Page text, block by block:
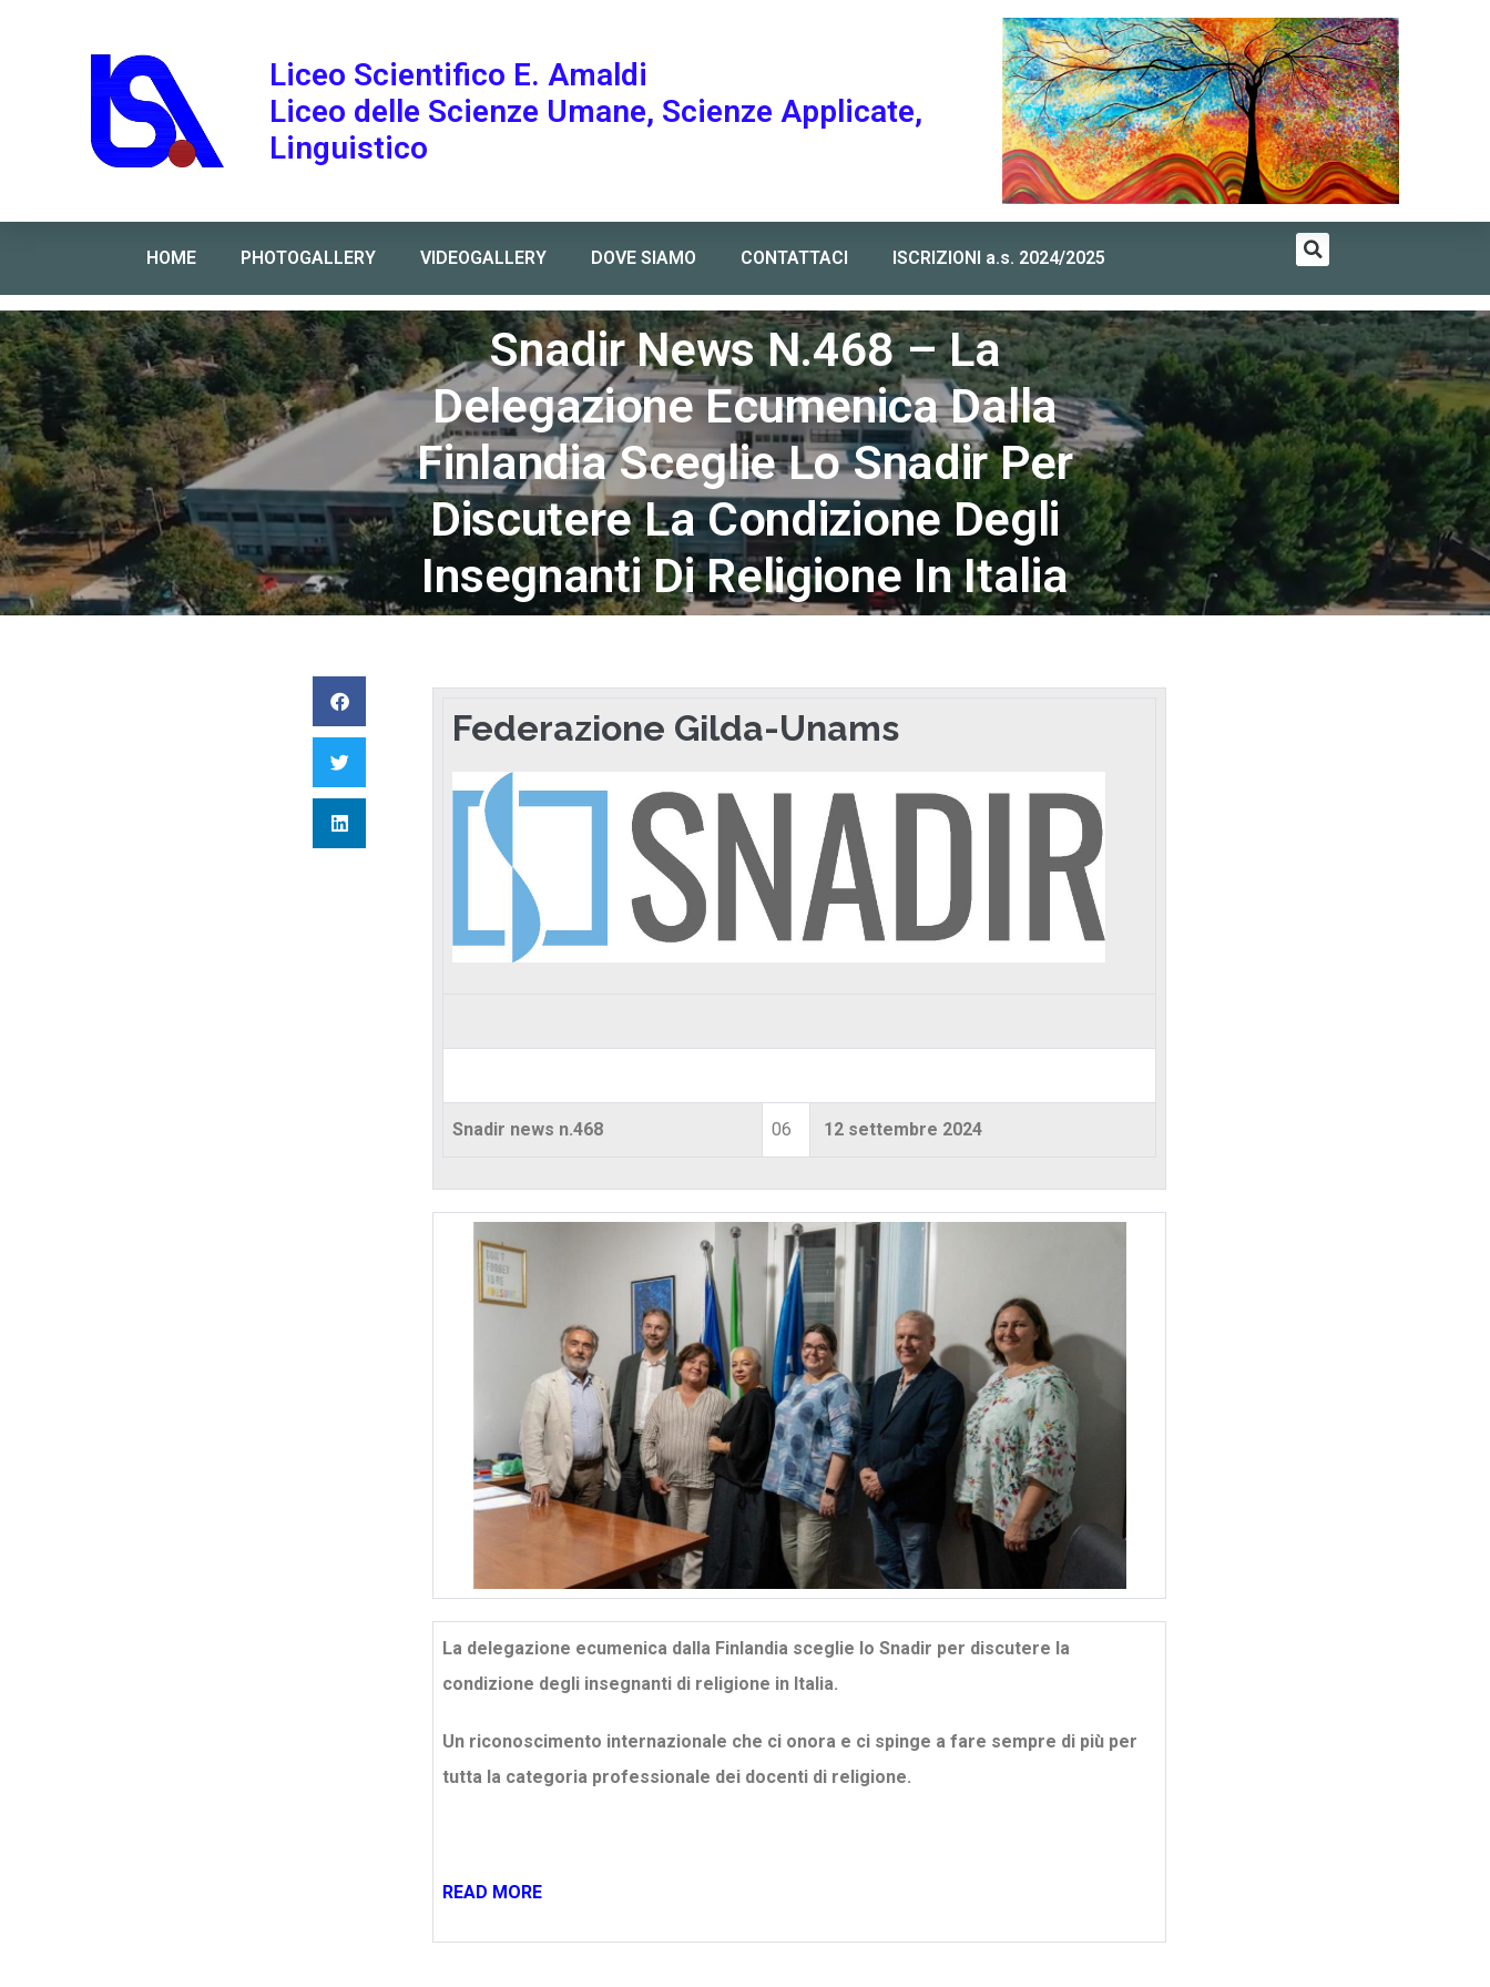
Liceo Scientifico E. Amaldi
Liceo delle Scienze Umane, Scienze Applicate,
Linguistico
HOME PHOTOGALLERY VIDEOGALLERY DOVE SIAMO CONTATTACI ISCRIZIONI a.s. 2024/2025
Home»Snadir News n.468 – La delegazione ecumenica dalla Finlandia sceglie lo Snadir per discutere la condizione degli insegnanti di religione in Italia
Snadir News N.468 – La
Delegazione Ecumenica Dalla
Finlandia Sceglie Lo Snadir Per
Discutere La Condizione Degli
Insegnanti Di Religione In Italia
Federazione Gilda-Unams
Snadir news n.468 06 12 settembre 2024
La delegazione ecumenica dalla Finlandia sceglie lo Snadir per discutere la
condizione degli insegnanti di religione in Italia.
Un riconoscimento internazionale che ci onora e ci spinge a fare sempre di più per
tutta la categoria professionale dei docenti di religione.
READ MORE